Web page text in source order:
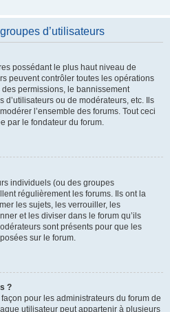
d’utilisateurs
possédant le plus haut niveau de
peuvent contrôler toutes les opérations
permissions, le bannissement
d’utilisateurs ou de modérateurs, etc. Ils
l’ensemble des forums. Tout ceci
par le fondateur du forum.
individuels (ou des groupes
régulièrement les forums. Ils ont la
les sujets, les verrouiller, les
et les diviser dans le forum qu’ils
sont présents pour que les
sur le forum.
?
pour les administrateurs du forum de
utilisateur peut appartenir à plusieurs